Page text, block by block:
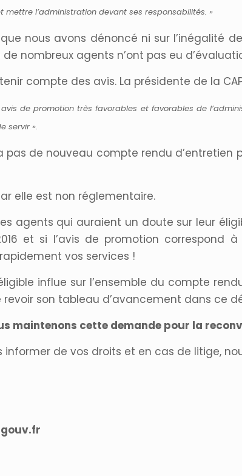
l’administration devant ses responsabilités. »
nous avons dénoncé ni sur l’inégalité
nombreux agents n’ont pas eu
compte des avis. La présidente de la
de promotion très favorables et favorables de
servir ».
pas de nouveau compte rendu
elle est non réglementaire.
agents qui auraient un doute sur leur
et si l’avis de promotion
vos services !
influe sur l’ensemble du compte
son tableau d’avancement dans ce
maintenons cette demande pour la
informer de vos droits et en cas de litige,